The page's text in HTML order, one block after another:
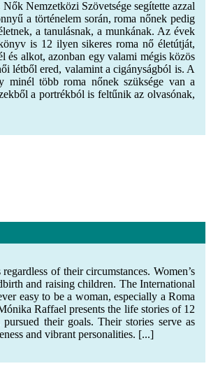
Nemzetközi Szövetsége segítette azzal
a történelem során, roma nőnek pedig
a tanulásnak, a munkának. Az évek
is 12 ilyen sikeres roma nő életútját,
és alkot, azonban egy valami mégis közös
létből ered, valamint a cigányságból is. A
minél több roma nőnek szüksége van a
a portrékból is feltűnik az olvasónak,
of their circumstances. Women’s
and raising children. The International
easy to be a woman, especially a Roma
Raffael presents the life stories of 12
their goals. Their stories serve as
and vibrant personalities. [...]